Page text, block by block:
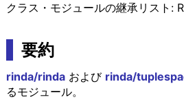
クラス・モジュールの継承リスト:
要約
rinda/rindaおよび rinda/
るモジュール。